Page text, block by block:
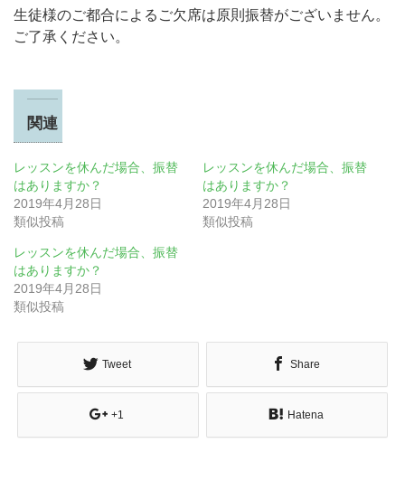
生徒様のご都合によるご欠席は原則振替がございません。
ご了承ください。
関連
レッスンを休んだ場合、振替
はありますか？
2019年4月28日
類似投稿
レッスンを休んだ場合、振替
はありますか？
2019年4月28日
類似投稿
レッスンを休んだ場合、振替
はありますか？
2019年4月28日
類似投稿
Tweet Share
+1 Hatena